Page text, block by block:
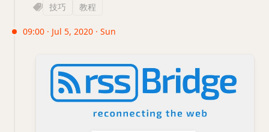
技巧 教程
09:00 · Jul 5, 2020 · Sun